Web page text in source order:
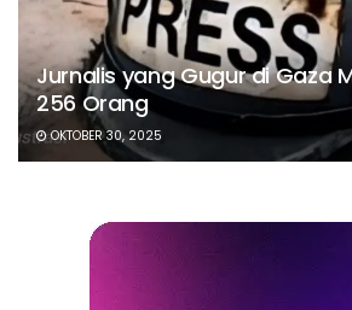
Jurnalis yang Gugur di Gaza
256 Orang
OKTOBER 30, 2025